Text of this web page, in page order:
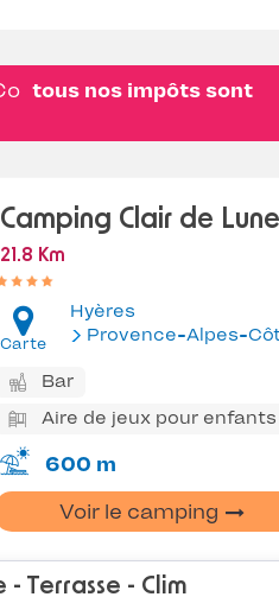
tous nos impôts sont
Camping Clair de Lune
21.8 Km
Carte
Hyères
Provence-Alpes-Côte
Bar
Aire de jeux pour enfants
600 m
Voir le camping
- Terrasse - Clim